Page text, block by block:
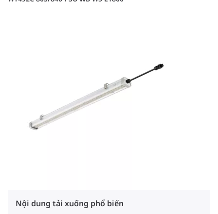
Nội dung tải xuống phổ biến